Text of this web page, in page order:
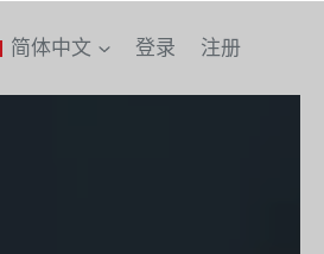
简体中文 登录 注册